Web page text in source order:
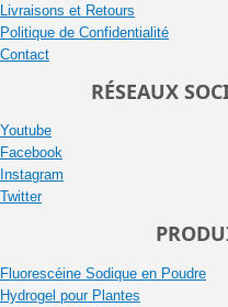
Livraisons et Retours
Politique de Confidentialité
Contact
RÉSEAUX
Youtube
Facebook
Instagram
Twitter
Fluorescéine Sodique en Poudre
Hydrogel pour Plantes